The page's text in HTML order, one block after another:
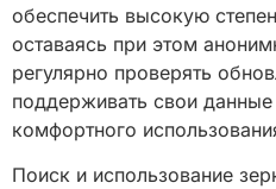
обеспечить высокую
оставаясь при этом
регулярно проверять
поддерживать свои
комфортного
Поиск и использование